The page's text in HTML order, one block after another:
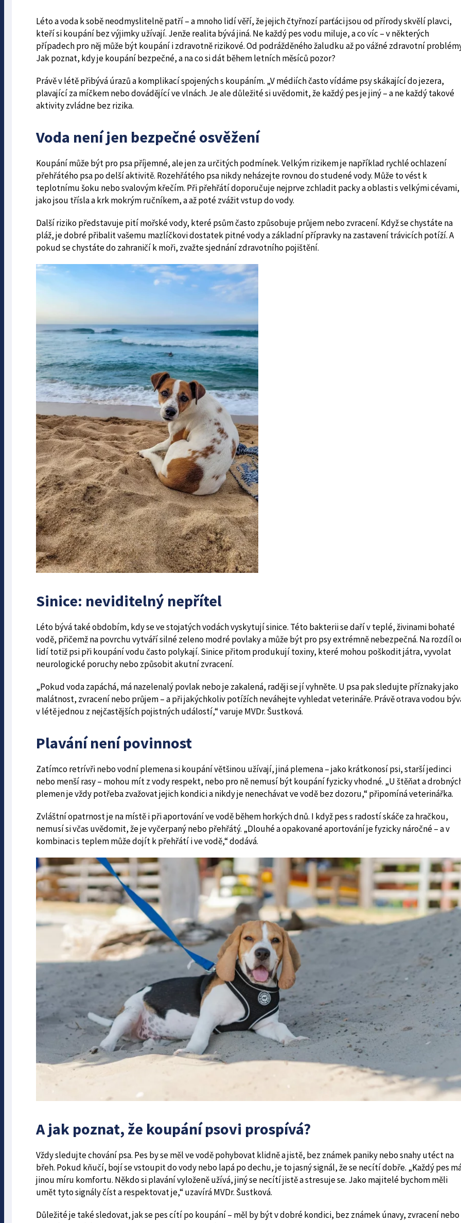
Léto a voda k sobě neodmyslitelně patří – a mnoho lidí věří, že jejich čtyřnozí parťáci jsou od přírody skvělí plavci,
kteří si koupání bez výjimky užívají. Jenže realita bývá jiná. Ne každý pes vodu miluje, a co víc – v některých
případech pro něj může být koupání i zdravotně rizikové. Od podrážděného žaludku až po vážné zdravotní
Jak poznat, kdy je koupání bezpečné, a na co si dát během letních měsíců pozor?
Právě v létě přibývá úrazů a komplikací spojených s koupáním. „V médiích často vídáme psy skákající do jezera,
plavající za míčkem nebo dovádějící ve vlnách. Je ale důležité si uvědomit, že každý pes je jiný – a ne každý takové
aktivity zvládne bez rizika.
Voda není jen bezpečné osvěžení
Koupání může být pro psa příjemné, ale jen za určitých podmínek. Velkým rizikem je například rychlé ochlazení
přehřátého psa po delší aktivitě. Rozehřátého psa nikdy neházejte rovnou do studené vody. Může to vést k
teplotnímu šoku nebo svalovým křečím. Při přehřátí doporučuje nejprve zchladit packy a oblasti s velkými cévami,
jako jsou třísla a krk mokrým ručníkem, a až poté zvážit vstup do vody.
Další riziko představuje pití mořské vody, které psům často způsobuje průjem nebo zvracení. Když se chystáte na
pláž, je dobré přibalit vašemu mazlíčkovi dostatek pitné vody a základní přípravky na zastavení trávicích potíží. A
pokud se chystáte do zahraničí k moři, zvažte sjednání zdravotního pojištění.
Sinice: neviditelný nepřítel
Léto bývá také obdobím, kdy se ve stojatých vodách vyskytují sinice. Této bakterii se daří v teplé, živinami bohaté
vodě, přičemž na povrchu vytváří silné zeleno modré povlaky a může být pro psy extrémně nebezpečná. Na rozdíl
lidí totiž psi při koupání vodu často polykají. Sinice přitom produkují toxiny, které mohou poškodit játra, vyvolat
neurologické poruchy nebo způsobit akutní zvracení.
„Pokud voda zapáchá, má nazelenalý povlak nebo je zakalená, raději se jí vyhněte. U psa pak sledujte příznaky jako
malátnost, zvracení nebo průjem – a při jakýchkoliv potížích neváhejte vyhledat veterináře. Právě otrava vodou
v létě jednou z nejčastějších pojistných událostí,“ varuje MVDr. Šustková.
Plavání není povinnost
Zatímco retrívři nebo vodní plemena si koupání většinou užívají, jiná plemena – jako krátkonosí psi, starší jedinci
nebo menší rasy – mohou mít z vody respekt, nebo pro ně nemusí být koupání fyzicky vhodné. „U štěňat a
plemen je vždy potřeba zvažovat jejich kondici a nikdy je nenechávat ve vodě bez dozoru,“ připomíná veterinářka.
Zvláštní opatrnost je na místě i při aportování ve vodě během horkých dnů. I když pes s radostí skáče za hračkou,
nemusí si včas uvědomit, že je vyčerpaný nebo přehřátý. „Dlouhé a opakované aportování je fyzicky náročné – a v
kombinaci s teplem může dojít k přehřátí i ve vodě,“ dodává.
A jak poznat, že koupání psovi prospívá?
Vždy sledujte chování psa. Pes by se měl ve vodě pohybovat klidně a jistě, bez známek paniky nebo snahy utéct na
břeh. Pokud kňučí, bojí se vstoupit do vody nebo lapá po dechu, je to jasný signál, že se necítí dobře. „Každý pes
jinou míru komfortu. Někdo si plavání vyloženě užívá, jiný se necítí jistě a stresuje se. Jako majitelé bychom měli
umět tyto signály číst a respektovat je,“ uzavírá MVDr. Šustková.
Důležité je také sledovat, jak se pes cítí po koupání – měl by být v dobré kondici, bez známek únavy, zvracení nebo